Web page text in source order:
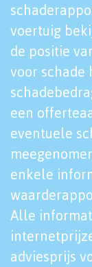
voertuig
de positie
voor schade
een
eventuele
enkele
Alle
adviesprijs